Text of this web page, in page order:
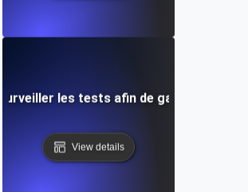
les tests afin de garantir
View details